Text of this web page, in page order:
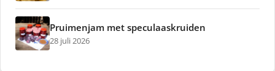
Pruimenjam met speculaaskruiden
28 juli 2026